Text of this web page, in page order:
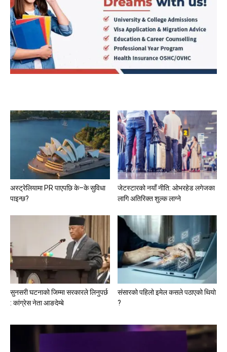
अस्ट्रेलियामा PR पाएपछि के–के सुविधा
पाइन्छ?
जेटस्टारको नयाँ नीति: ओभरहेड लगेजका
लागि अतिरिक्त शुल्क लाग्ने
सुनसरी घटनाको जिम्मा सरकारले लिनुपर्छ
: कांग्रेस नेता आङदेम्बे
संसारको पहिलो इमेल कसले पठाएको थियो
?